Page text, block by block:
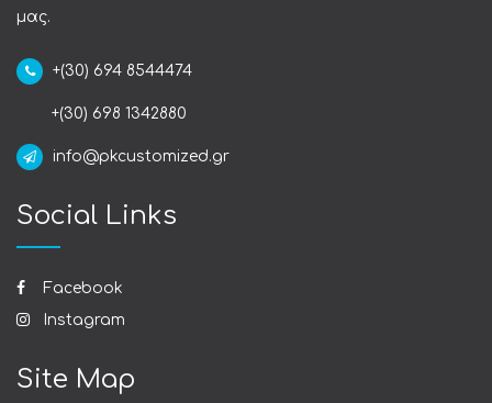
μας.
+(30) 694 8544474
+(30) 698 1342880
info@pkcustomized.gr
Social Links
Facebook
Instagram
Site Map